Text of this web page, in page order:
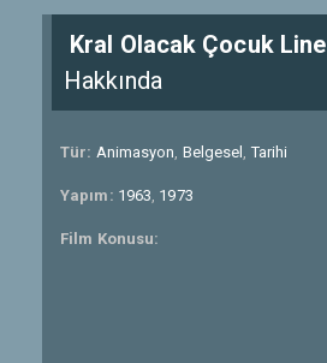
Kral Olacak Çocuk Line
Hakkında
Tür: Animasyon, Belgesel , Tarihi
Yapım: 1963, 1973
Film Konusu: